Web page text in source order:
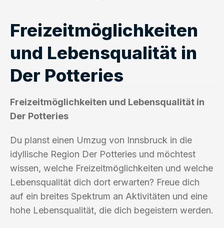
Freizeitmöglichkeiten
und Lebensqualität in
Der Potteries
Freizeitmöglichkeiten und Lebensqualität in
Der Potteries
Du planst einen Umzug von Innsbruck in die
idyllische Region Der Potteries und möchtest
wissen, welche Freizeitmöglichkeiten und welche
Lebensqualität dich dort erwarten? Freue dich
auf ein breites Spektrum an Aktivitäten und eine
hohe Lebensqualität, die dich begeistern werden.